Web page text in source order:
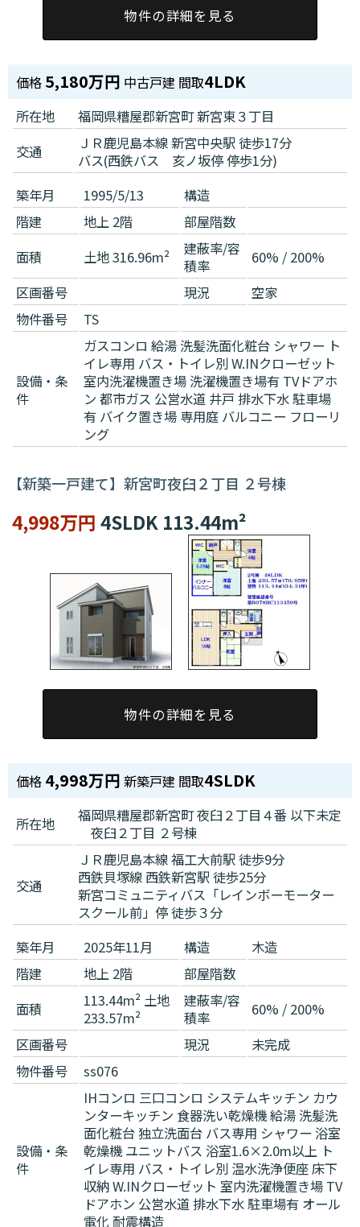
物件の詳細を見る
価格 5,180万円 中古戸建 間取4LDK
所在地
福岡県糟屋郡新宮町 新宮東３丁目
交通
ＪＲ鹿児島本線 新宮中央駅 徒歩17分
バス(西鉄バス 亥ノ坂停 停歩1分)
築年月
1995/5/13
構造
階建
地上 2階
部屋階数
面積
土地 316.96m²
建蔽率/容
積率
60% / 200%
区画番号
現況
空家
物件番号
TS
設備・条
件
ガスコンロ 給湯洗髪洗面化粧台 シャワー ト
イレ専用 バス・トイレ別W.INクローゼット
室内洗濯機置き場洗濯機置き場有 TVドアホ
ン 都市ガス 公営水道 井戸排水下水駐車場
有 バイク置き場 専用庭 バルコニー フローリ
ング
【新築一戸建て】新宮町夜臼２丁目 ２号棟
4,998万円 4SLDK 113.44m²
物件の詳細を見る
価格 4,998万円新築戸建 間取4SLDK
所在地
福岡県糟屋郡新宮町 夜臼２丁目４番 以下未定
夜臼２丁目 ２号棟
交通
ＪＲ鹿児島本線 福工大前駅 徒歩9分
西鉄貝塚線 西鉄新宮駅 徒歩25分
新宮コミュニティバス「レインボーモーター
スクール前」停 徒歩３分
築年月
2025年11月 構造
木造
階建
地上 2階
部屋階数
面積
113.44m² 土地
233.57m²
建蔽率/容
積率
60% / 200%
区画番号
現況
未完成
物件番号
ss076
設備・条
件
IHコンロ 三口コンロ システムキッチン カウ
ンターキッチン 食器洗い乾燥機給湯洗髪洗
面化粧台独立洗面台 バス専用 シャワー 浴室
乾燥機 ユニットバス 浴室1.6×2.0m以上 ト
イレ専用 バス・トイレ別 温水洗浄便座 床下
収納W.INクローゼット 室内洗濯機置き場 TV
ドアホン 公営水道排水下水 駐車場有 オール
電化 耐震構造